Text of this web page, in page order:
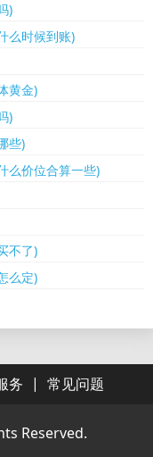
)
么时候到账)
黄金)
)
些)
么价位合算一些)
不了)
么定)
务 | 常见问题
Reserved.